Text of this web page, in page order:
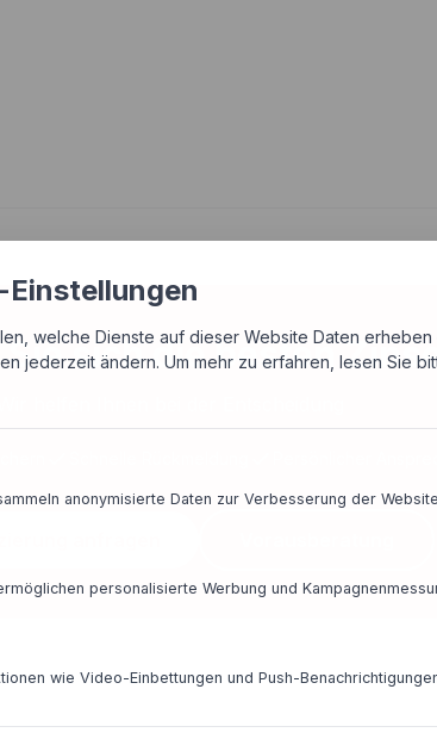
sich die besten
welche Dienste auf dieser Website Daten erheben
jederzeit ändern. Um mehr zu erfahren, lesen Sie
anonymisierte Daten zur Verbesserung der
personalisierte Werbung und
wie Video-Einbettungen und Push-